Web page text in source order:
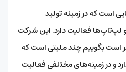
است که در زمینه تولید
لپ‌تاپ‌ها فعالیت دارد. این شرکت
است بگوییم چند ملیتی است که
شعبه دارد و در زمینه‌های مختلفی فعالیت